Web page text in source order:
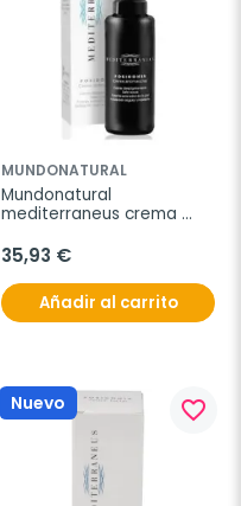
MUNDONATURAL
Mundonatural
mediterraneus crema
35,93 €
Añadir al carrito
Nuevo favorite_border